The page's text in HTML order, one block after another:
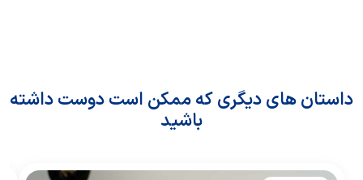
داستان های دیگری که ممکن است دوست داشته
باشید